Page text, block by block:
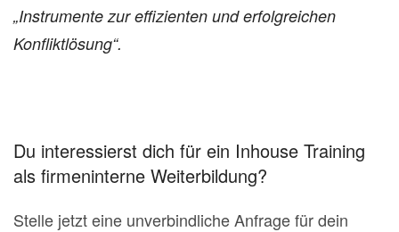
„Instrumente zur effizienten und erfolgreichen
Konfliktlösung“.
Du interessierst dich für ein Inhouse Training
als firmeninterne Weiterbildung?
Stelle jetzt eine unverbindliche Anfrage für dein